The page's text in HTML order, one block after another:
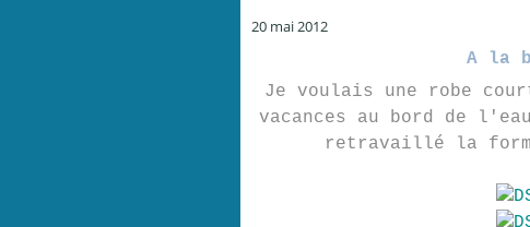
20 mai 2012
A la
Je voulais une robe
vacances au bord de
retravaillé la